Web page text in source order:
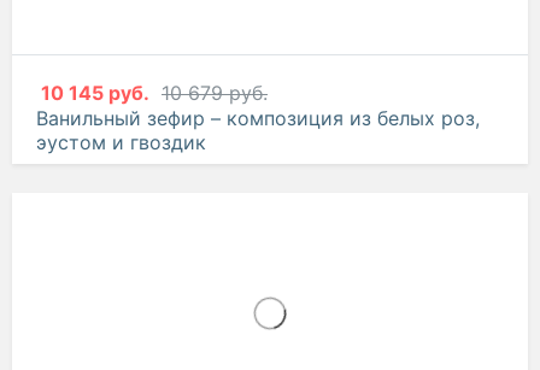
10 145 руб. 10 679 руб.
Ванильный зефир – композиция из белых роз,
эустом и гвоздик